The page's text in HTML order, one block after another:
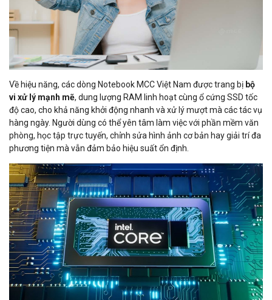
Về hiệu năng, các dòng Notebook MCC Việt Nam được trang bị bộ
vi xử lý mạnh mẽ, dung lượng RAM linh hoạt cùng ổ cứng SSD tốc
độ cao, cho khả năng khởi động nhanh và xử lý mượt mà các tác vụ
hàng ngày. Người dùng có thể yên tâm làm việc với phần mềm văn
phòng, học tập trực tuyến, chỉnh sửa hình ảnh cơ bản hay giải trí đa
phương tiện mà vẫn đảm bảo hiệu suất ổn định.